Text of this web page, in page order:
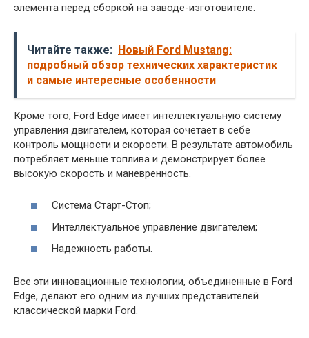
элемента перед сборкой на заводе-изготовителе.
Читайте также: Новый Ford Mustang:
подробный обзор технических характеристик
и самые интересные особенности
Кроме того, Ford Edge имеет интеллектуальную систему
управления двигателем, которая сочетает в себе
контроль мощности и скорости. В результате автомобиль
потребляет меньше топлива и демонстрирует более
высокую скорость и маневренность.
Система Старт-Стоп;
Интеллектуальное управление двигателем;
Надежность работы.
Все эти инновационные технологии, объединенные в Ford
Edge, делают его одним из лучших представителей
классической марки Ford.